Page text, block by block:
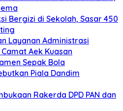
Bergizi di Sekolah, Sasar 450
Layanan Administrasi
Aek Kuasan
Sepak Bola
Piala Dandim
Rakerda DPD PAN dan